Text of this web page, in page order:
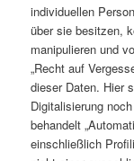
individuellen
über sie besitzen,
manipulieren und
„Recht auf
dieser Daten. Hier
Digitalisierung
behandelt
einschließlich